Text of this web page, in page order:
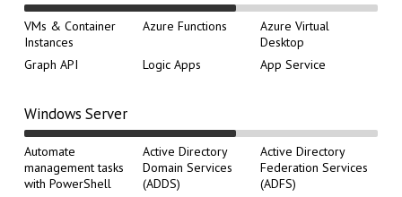
VMs & Container
Instances
Azure Functions
Azure Virtual
Desktop
Graph API
Logic Apps App Service
Windows Server
Automate
management tasks
with PowerShell
Active Directory
Domain Services
(ADDS)
Active Directory
Federation Services
(ADFS)